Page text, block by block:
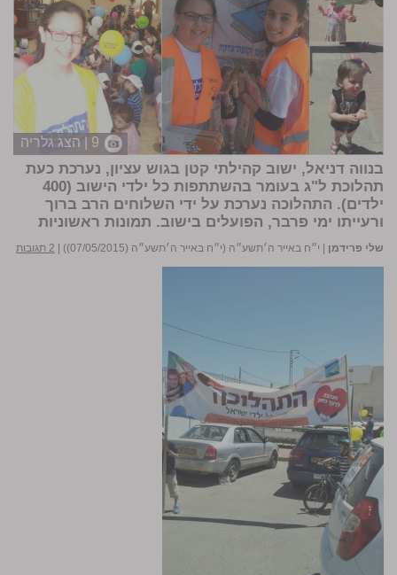
9 | הצג גלריה
בנווה דניאל, ישוב קהילתי קטן בגוש עציון, נערכת כעת
תהלוכת ל"ג בעומר בהשתתפות כל ילדי הישוב (400
ילדים). התהלוכה נערכת על ידי השלוחים הרב ברוך
ורעייתו ימי פרבר, הפועלים בישוב. תמונות ראשוניות
שלי פרידמן י״ח באייר ה׳תשע״ה (י״ח באייר ה׳תשע״ה (07/05/2015)) 2 תגובות